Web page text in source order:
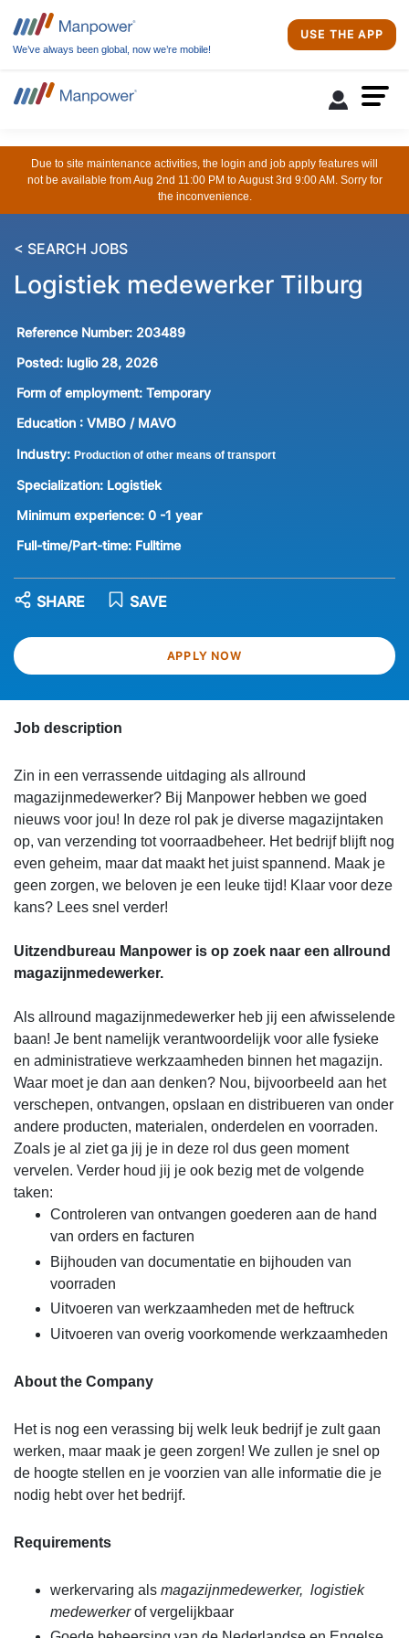
We’ve always been global, now we’re mobile!
USE THE APP
Due to site maintenance activities, the login and job apply features will
not be available from Aug 2nd 11:00 PM to August 3rd 9:00 AM. Sorry for
the inconvenience.
< SEARCH JOBS
Logistiek medewerker Tilburg
Reference Number: 203489
Posted: luglio 28, 2026
Form of employment: Temporary
Education : VMBO / MAVO
Industry: Production of other means of transport
Specialization: Logistiek
Minimum experience: 0 -1 year
Full-time/Part-time: Fulltime
APPLY NOW
SAVE
SHARE
Job description
Zin in een verrassende uitdaging als allround
magazijnmedewerker? Bij Manpower hebben we goed
nieuws voor jou! In deze rol pak je diverse magazijntaken
op, van verzending tot voorraadbeheer. Het bedrijf blijft nog
even geheim, maar dat maakt het juist spannend. Maak je
geen zorgen, we beloven je een leuke tijd! Klaar voor deze
kans? Lees snel verder!
Uitzendbureau Manpower is op zoek naar een allround
magazijnmedewerker.
Als allround magazijnmedewerker heb jij een afwisselende
baan! Je bent namelijk verantwoordelijk voor alle fysieke
en administratieve werkzaamheden binnen het magazijn.
Waar moet je dan aan denken? Nou, bijvoorbeeld aan het
verschepen, ontvangen, opslaan en distribueren van onder
andere producten, materialen, onderdelen en voorraden.
Zoals je al ziet ga jij je in deze rol dus geen moment
vervelen. Verder houd jij je ook bezig met de volgende
taken:
Controleren van ontvangen goederen aan de hand
van orders en facturen
Bijhouden van documentatie en bijhouden van
voorraden
Uitvoeren van werkzaamheden met de heftruck
Uitvoeren van overig voorkomende werkzaamheden
About the Company
Het is nog een verassing bij welk leuk bedrijf je zult gaan
werken, maar maak je geen zorgen! We zullen je snel op
de hoogte stellen en je voorzien van alle informatie die je
nodig hebt over het bedrijf.
Requirements
werkervaring als magazijnmedewerker, logistiek
medewerkerof vergelijkbaar